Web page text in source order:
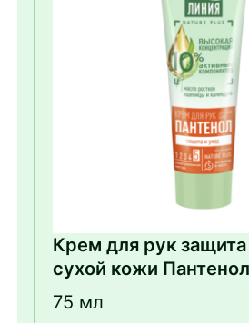
Крем для рук
сухой кожи Пантенол
75 мл